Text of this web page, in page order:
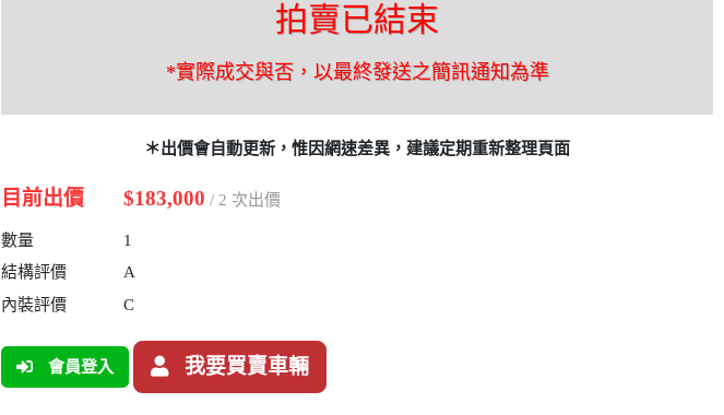
拍賣已結束
*實際成交與否，以最終發送之簡訊通知為準
＊出價會自動更新，惟因網速差異，建議定期重新整理頁面
目前出價 $183,000 / 2 次出價
數量
1
結構評價
A
內裝評價
C
會員登入 我要買賣車輛